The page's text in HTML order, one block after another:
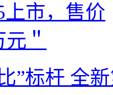
”标杆 全